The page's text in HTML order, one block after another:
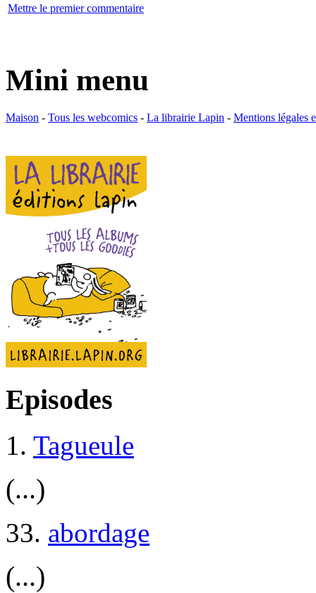
Mettre le premier commentaire
Mini menu
Maison - Tous les webcomics - La librairie Lapin - Mentions légales
Episodes
1. Tagueule
(...)
33. abordage
(...)